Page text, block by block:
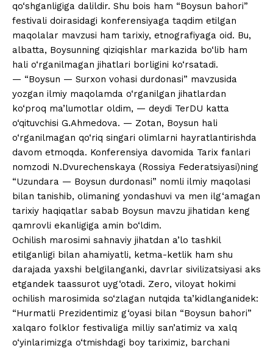
qo‘shganligiga dalildir. Shu bois ham “Boysun bahori”
festivali doirasidagi konferensiyaga taqdim etilgan
maqolalar mavzusi ham tarixiy, etnografiyaga oid. Bu,
albatta, Boysunning qiziqishlar markazida bo‘lib ham
hali o‘rganilmagan jihatlari borligini ko‘rsatadi.
— “Boysun — Surxon vohasi durdonasi” mavzusida
yozgan ilmiy maqolamda o‘rganilgan jihatlardan
ko‘proq ma’lumotlar oldim, — deydi TerDU katta
o‘qituvchisi G.Ahmedova. — Zotan, Boysun hali
o‘rganilmagan qo‘riq singari olimlarni hayratlantirishda
davom etmoqda. Konferensiya davomida Tarix fanlari
nomzodi N.Dvurechenskaya (Rossiya Federatsiyasi)ning
“Uzundara — Boysun durdonasi” nomli ilmiy maqolasi
bilan tanishib, olimaning yondashuvi va men ilg‘amagan
tarixiy haqiqatlar sabab Boysun mavzu jihatidan keng
qamrovli ekanligiga amin bo‘ldim.
Ochilish marosimi sahnaviy jihatdan a’lo tashkil
etilganligi bilan ahamiyatli, ketma-ketlik ham shu
darajada yaxshi belgilanganki, davrlar sivilizatsiyasi aks
etgandek taassurot uyg‘otadi. Zero, viloyat hokimi
ochilish marosimida so‘zlagan nutqida ta’kidlanganidek:
“Hurmatli Prezidentimiz g‘oyasi bilan “Boysun bahori”
xalqaro folklor festivaliga milliy san’atimiz va xalq
o‘yinlarimizga o‘tmishdagi boy tariximiz, barchani